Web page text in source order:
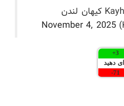
-- KayhanLondon کیهان لندن
November 4, 2025
3
+
دهید
71
-